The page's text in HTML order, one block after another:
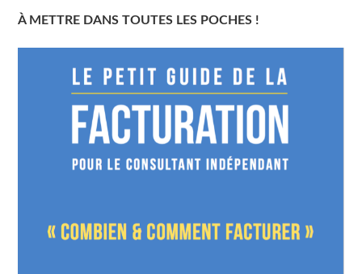
À METTRE DANS TOUTES LES POCHES !